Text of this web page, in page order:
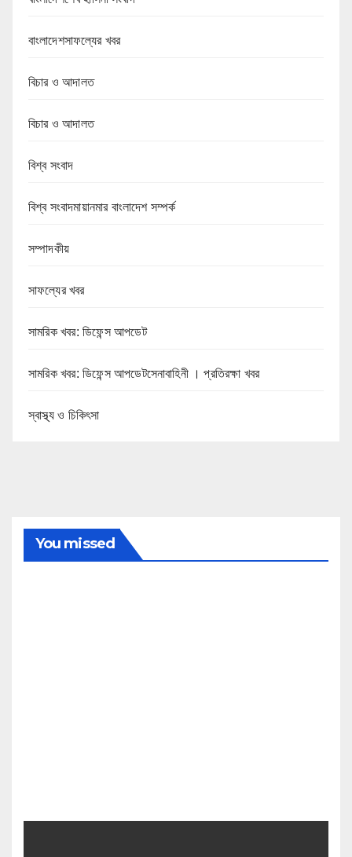
বাংলাদেশসাফল্যের খবর
বিচার ও আদালত
বিচার ও আদালত
বিশ্ব সংবাদ
বিশ্ব সংবাদমায়ানমার বাংলাদেশ সম্পর্ক
সম্পাদকীয়
সাফল্যের খবর
সামরিক খবর: ডিফেন্স আপডেট
সামরিক খবর: ডিফেন্স আপডেটসেনাবাহিনী । প্রতিরক্ষা খবর
স্বাস্থ্য ও চিকিৎসা
You missed